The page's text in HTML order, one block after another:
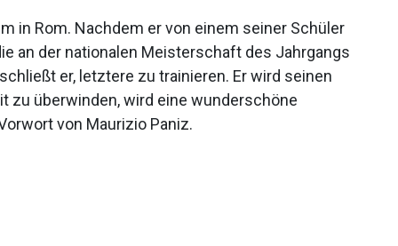
in Rom. Nachdem er von einem seiner Schüler
an der nationalen Meisterschaft des Jahrgangs
er, letztere zu trainieren. Er wird seinen
zu überwinden, wird eine wunderschöne
von Maurizio Paniz.